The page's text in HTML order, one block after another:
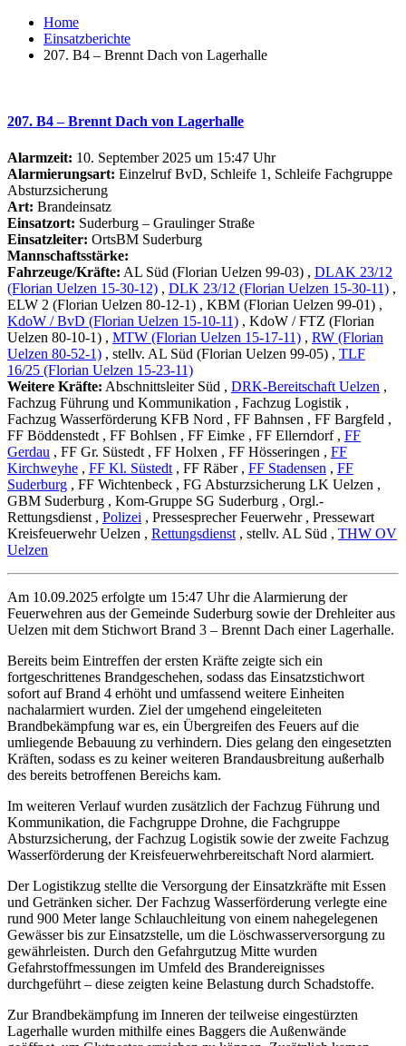
Home
Einsatzberichte
207. B4 – Brennt Dach von Lagerhalle
207. B4 – Brennt Dach von Lagerhalle
Alarmzeit: 10. September 2025 um 15:47 Uhr
Alarmierungsart: Einzelruf BvD, Schleife 1, Schleife Fachgruppe
Absturzsicherung
Art: Brandeinsatz
Einsatzort: Suderburg – Graulinger Straße
Einsatzleiter: OrtsBM Suderburg
Mannschaftsstärke:
Fahrzeuge/Kräfte: AL Süd (Florian Uelzen 99-03) , DLAK 23/12
(Florian Uelzen 15-30-12) , DLK 23/12 (Florian Uelzen 15-30-11) ,
ELW 2 (Florian Uelzen 80-12-1) , KBM (Florian Uelzen 99-01) ,
KdoW / BvD (Florian Uelzen 15-10-11) , KdoW / FTZ (Florian
Uelzen 80-10-1) , MTW (Florian Uelzen 15-17-11) , RW (Florian
Uelzen 80-52-1) , stellv. AL Süd (Florian Uelzen 99-05) , TLF
16/25 (Florian Uelzen 15-23-11)
Weitere Kräfte: Abschnittsleiter Süd , DRK-Bereitschaft Uelzen ,
Fachzug Führung und Kommunikation , Fachzug Logistik ,
Fachzug Wasserförderung KFB Nord , FF Bahnsen , FF Bargfeld ,
FF Böddenstedt , FF Bohlsen , FF Eimke , FF Ellerndorf , FF
Gerdau , FF Gr. Süstedt , FF Holxen , FF Hösseringen , FF
Kirchweyhe , FF Kl. Süstedt , FF Räber , FF Stadensen , FF
Suderburg , FF Wichtenbeck , FG Absturzsicherung LK Uelzen ,
GBM Suderburg , Kom-Gruppe SG Suderburg , Orgl.-
Rettungsdienst , Polizei , Pressesprecher Feuerwehr , Pressewart
Kreisfeuerwehr Uelzen , Rettungsdienst , stellv. AL Süd , THW OV
Uelzen
Am 10.09.2025 erfolgte um 15:47 Uhr die Alarmierung der
Feuerwehren aus der Gemeinde Suderburg sowie der Drehleiter aus
Uelzen mit dem Stichwort Brand 3 – Brennt Dach einer Lagerhalle.
Bereits beim Eintreffen der ersten Kräfte zeigte sich ein
fortgeschrittenes Brandgeschehen, sodass das Einsatzstichwort
sofort auf Brand 4 erhöht und umfassend weitere Einheiten
nachalarmiert wurden. Ziel der umgehend eingeleiteten
Brandbekämpfung war es, ein Übergreifen des Feuers auf die
umliegende Bebauung zu verhindern. Dies gelang den eingesetzten
Kräften, sodass es zu keiner weiteren Brandausbreitung außerhalb
des bereits betroffenen Bereichs kam.
Im weiteren Verlauf wurden zusätzlich der Fachzug Führung und
Kommunikation, die Fachgruppe Drohne, die Fachgruppe
Absturzsicherung, der Fachzug Logistik sowie der zweite Fachzug
Wasserförderung der Kreisfeuerwehrbereitschaft Nord alarmiert.
Der Logistikzug stellte die Versorgung der Einsatzkräfte mit Essen
und Getränken sicher. Der Fachzug Wasserförderung verlegte eine
rund 900 Meter lange Schlauchleitung von einem nahegelegenen
Gewässer bis zur Einsatzstelle, um die Löschwasserversorgung zu
gewährleisten. Durch den Gefahrgutzug Mitte wurden
Gefahrstoffmessungen im Umfeld des Brandereignisses
durchgeführt – diese zeigten keine Belastung durch Schadstoffe.
Zur Brandbekämpfung im Inneren der teilweise eingestürzten
Lagerhalle wurden mithilfe eines Baggers die Außenwände